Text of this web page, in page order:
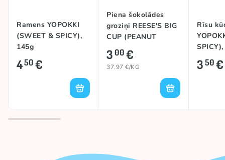
Ramens YOPOKKI
(SWEET & SPICY),
145g
450€
Piena šokolādes
groziņi REESE'S BIG
CUP (PEANUT
BUTTER &
CARAMEL), 79g
300€
37.97 €/KG
Rīsu
350€